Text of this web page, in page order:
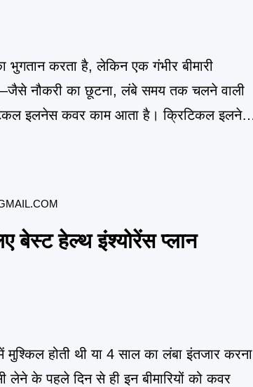
करता है, लेकिन एक गंभीर बीमारी
नौकरी का छूटना, लंबे समय तक चलने वाली
इलनेस कवर काम आता है। क्रिटिकल इलनेस
बेस्ट हेल्थ इंश्योरेंस प्लान
मुश्किल होती थी या 4 साल का लंबा इंतजार करना
लेने के पहले दिन से ही इन बीमारियों को कवर